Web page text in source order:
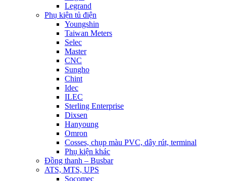
Legrand
Phụ kiện tủ điện
Youngshin
Taiwan Meters
Selec
Master
CNC
Sungho
Chint
Idec
ILEC
Sterling Enterprise
Dixsen
Hanyoung
Omron
Cosses, chụp màu PVC, dây rút, terminal
Phụ kiện khác
Đồng thanh – Busbar
ATS, MTS, UPS
Socomec